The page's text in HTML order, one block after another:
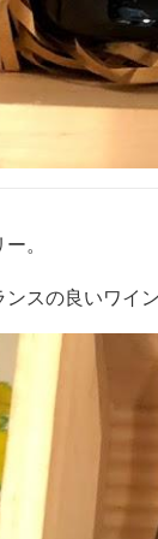
。
スの良いワイ